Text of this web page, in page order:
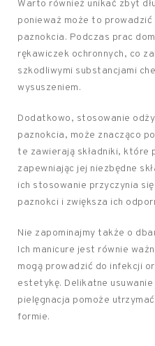
Warto również unikać zbyt
ponieważ może to
paznokcia. Podczas prac
rękawiczek ochronnych, co
szkodliwymi substancjami
wysuszeniem.
Dodatkowo, stosowanie
paznokcia, może znacząco
te zawierają składniki, które
zapewniając jej niezbędne
ich stosowanie przyczynia
paznokci i zwiększa ich
Nie zapominajmy także o
Ich manicure jest równie
mogą prowadzić do infekcji
estetykę. Delikatne
pielęgnacja pomoże
formie.